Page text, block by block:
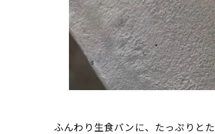
ふんわり生食パンに、たっぷりと